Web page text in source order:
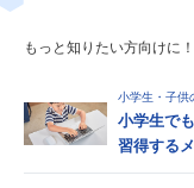
もっと知りたい方向けに
小学生・子供
小学生で
習得する